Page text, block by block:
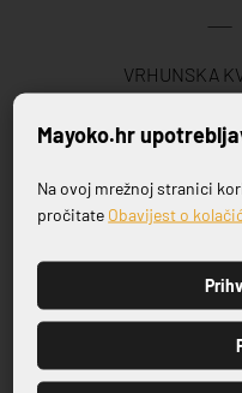
VRHUNSKA
Povezani
Prijavite se
Mayoko.hr
Na ovoj mrežnoj stranici
pročitate Obavijest o